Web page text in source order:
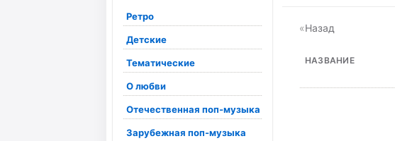
Ретро
Детские
Тематические
О любви
Отечественная поп-музыка
Зарубежная поп-музыка
«Назад
НАЗВАНИЕ